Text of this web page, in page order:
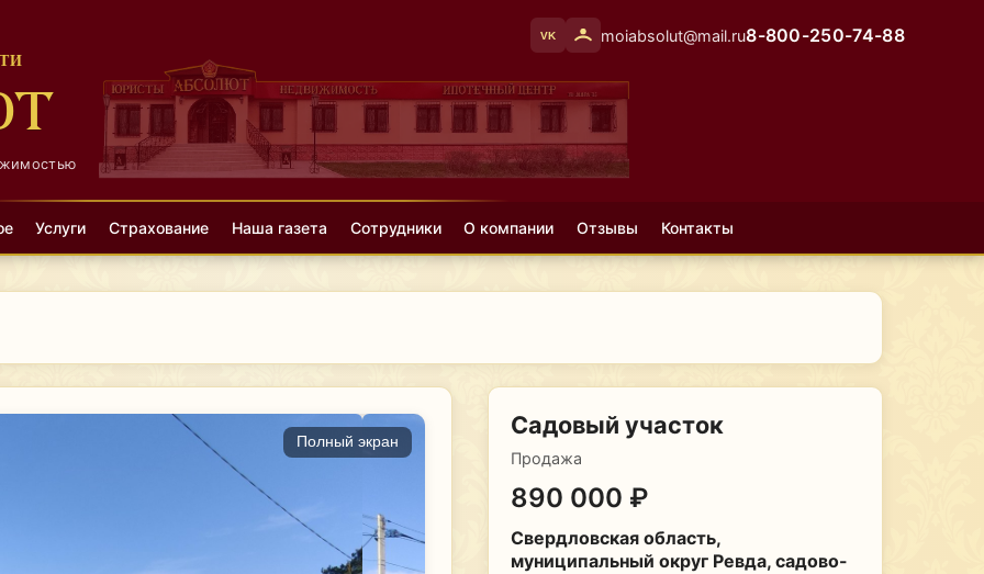
VK moiabsolut@mail.ru8-800-250-74-88
Услуги Страхование Наша газета Сотрудники О компании Отзывы Контакты
Полный экран
Садовый участок
Продажа
890 000 ₽
Свердловская область,
муниципальный округ Ревда, садово-